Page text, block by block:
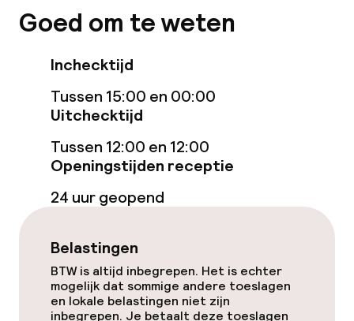
Zwemmen & wellness
Fitnessruimte / gym
Entertainment
Eet- en drinkgelegenheden
Restaurant
Bar
Goed om te weten
Inchecktijd
Tussen 15:00 en 00:00
Uitchecktijd
Tussen 12:00 en 12:00
Openingstijden receptie
24 uur geopend
Belastingen
BTW is altijd inbegrepen. Het is echter
mogelijk dat sommige andere toeslagen
en lokale belastingen niet zijn
inbegrepen. Je betaalt deze toeslagen